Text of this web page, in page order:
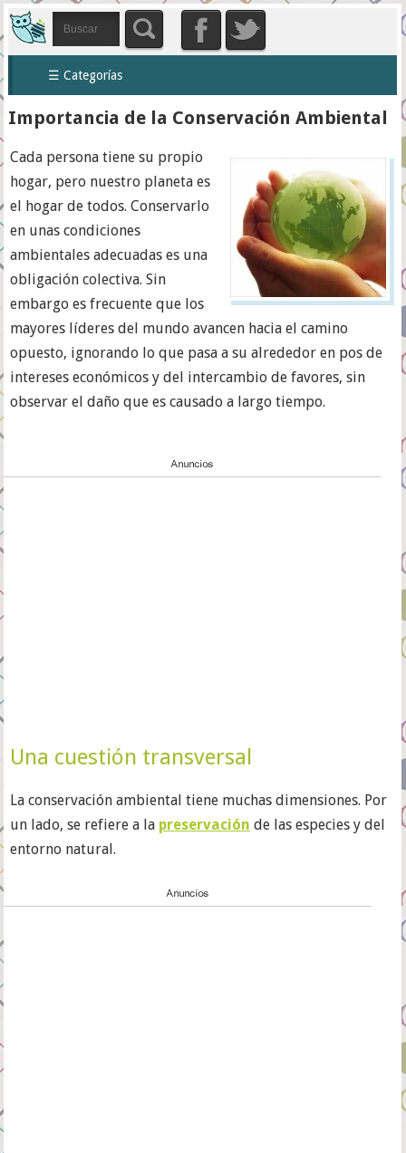
☰ Categorías
Importancia de la Conservación Ambiental
Cada persona tiene su propio
hogar, pero nuestro planeta es
el hogar de todos. Conservarlo
en unas condiciones
ambientales adecuadas es una
obligación colectiva. Sin
embargo es frecuente que los
mayores líderes del mundo avancen hacia el camino
opuesto, ignorando lo que pasa a su alrededor en pos de
intereses económicos y del intercambio de favores, sin
observar el daño que es causado a largo tiempo.
Una cuestión transversal
La conservación ambiental tiene muchas dimensiones. Por
un lado, se refiere a la preservación de las especies y del
entorno natural.